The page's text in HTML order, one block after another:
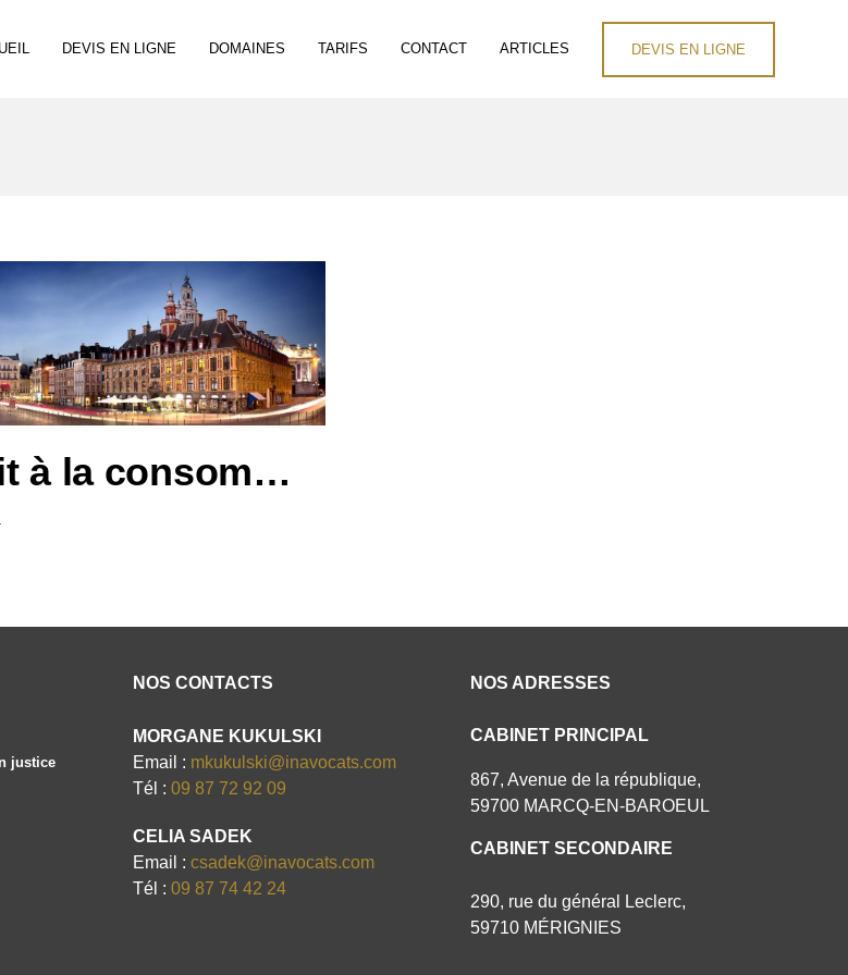
DEVIS EN LIGNE DOMAINES TARIFS CONTACT ARTICLES DEVIS EN LIGNE
Crédit à la consommation : deux ans pour vous réclamer le remboursement
justice
NOS CONTACTS
MORGANE KUKULSKI
Email : mkukulski@inavocats.com
Tél : 09 87 72 92 09
CELIA SADEK
Email : csadek@inavocats.com
Tél : 09 87 74 42 24
NOS ADRESSES
CABINET PRINCIPAL
867, Avenue de la république,
59700 MARCQ-EN-BAROEUL
CABINET SECONDAIRE
290, rue du général Leclerc,
59710 MÉRIGNIES